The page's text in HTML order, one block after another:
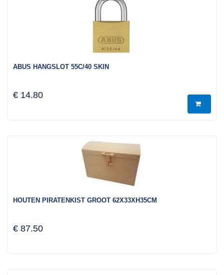
ABUS HANGSLOT 55C/40 SKIN
€ 14.80
HOUTEN PIRATENKIST GROOT 62X33XH35CM
€ 87.50